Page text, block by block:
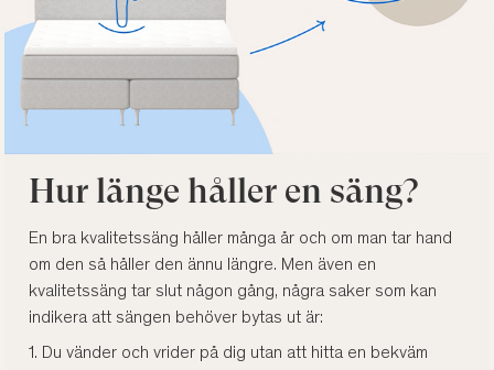
Hur länge håller en säng?
En bra kvalitetssäng håller många år och om man tar hand
om den så håller den ännu längre. Men även en
kvalitetssäng tar slut någon gång, några saker som kan
indikera att sängen behöver bytas ut är:
1. Du vänder och vrider på dig utan att hitta en bekväm